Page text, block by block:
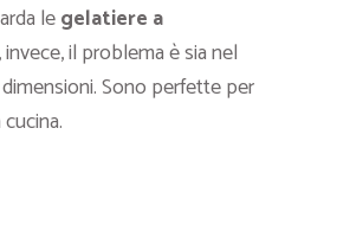
legelatiere a
, invece, il problema è sia nel
Sono perfette per